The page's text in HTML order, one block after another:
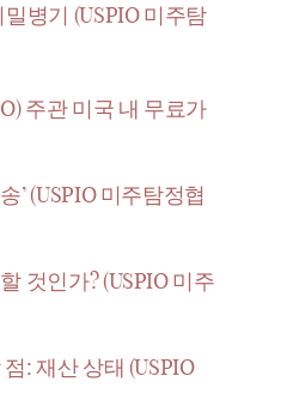
병기 (USPIO 미주탐
주관 미국 내 무료가
’ (USPIO 미주탐정협
것인가? (USPIO 미주
: 재산 상태 (USPIO